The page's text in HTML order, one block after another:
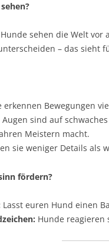
sehen die Welt
– das sieht
erkennen Bewegungen
Augen sind auf
Meistern macht.
sie weniger Details als
fördern?
Lasst euren Hund einen
Hunde reagieren